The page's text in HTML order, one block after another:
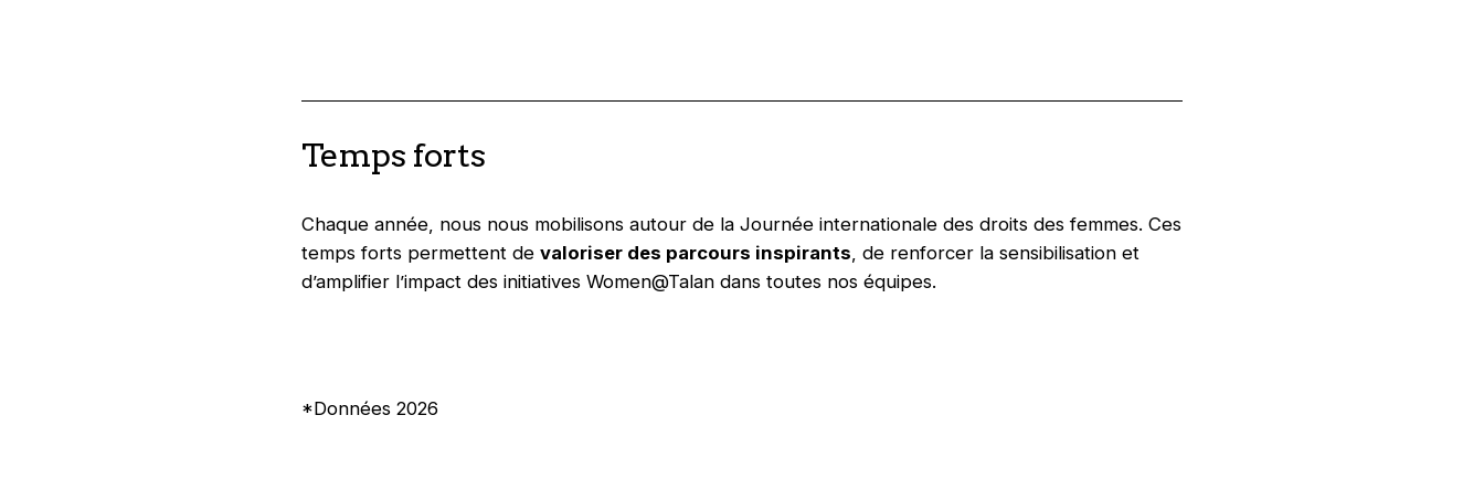
Temps forts
Chaque année, nous nous mobilisons autour de la Journée internationale des droits des femmes. Ces
temps forts permettent de valoriser des parcours inspirants , de renforcer la sensibilisation et
d’amplifier l’impact des initiatives Women@Talan dans toutes nos équipes.
*Données 2026